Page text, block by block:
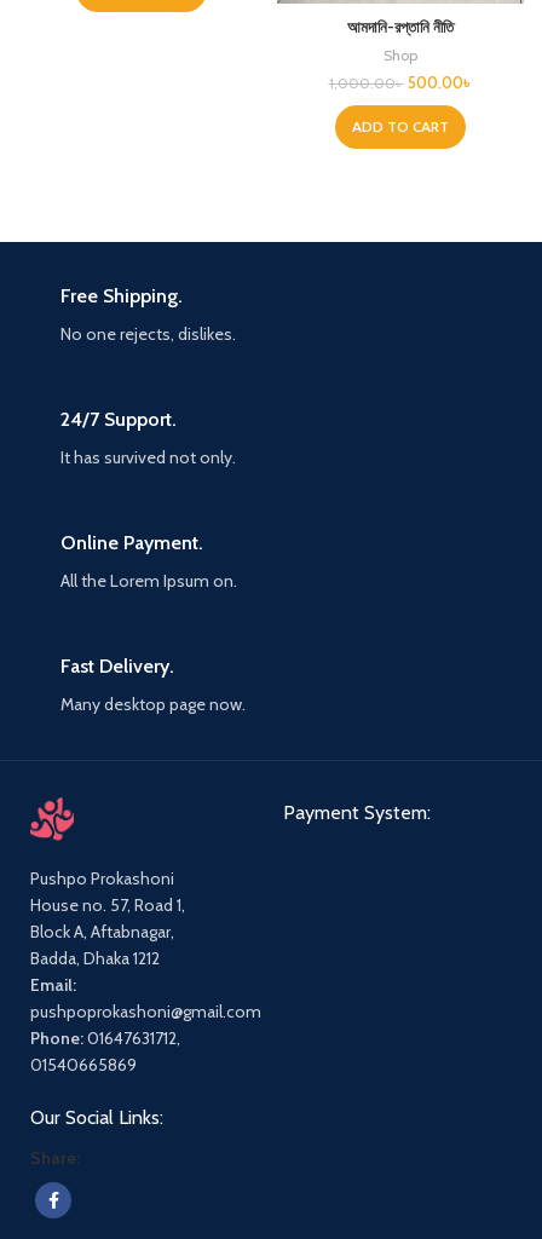
আমদানি-রপ্তানি নীতি
Shop
1,000.00৳ 500.00৳
ADD TO CART
Free Shipping.
No one rejects, dislikes.
24/7 Support.
It has survived not only.
Online Payment.
All the Lorem Ipsum on.
Fast Delivery.
Many desktop page now.
Pushpo Prokashoni
House no. 57, Road 1,
Block A, Aftabnagar,
Badda, Dhaka 1212
Email:
pushpoprokashoni@gmail.com
Phone:01647631712,
01540665869
Payment System:
Our Social Links:
Share: